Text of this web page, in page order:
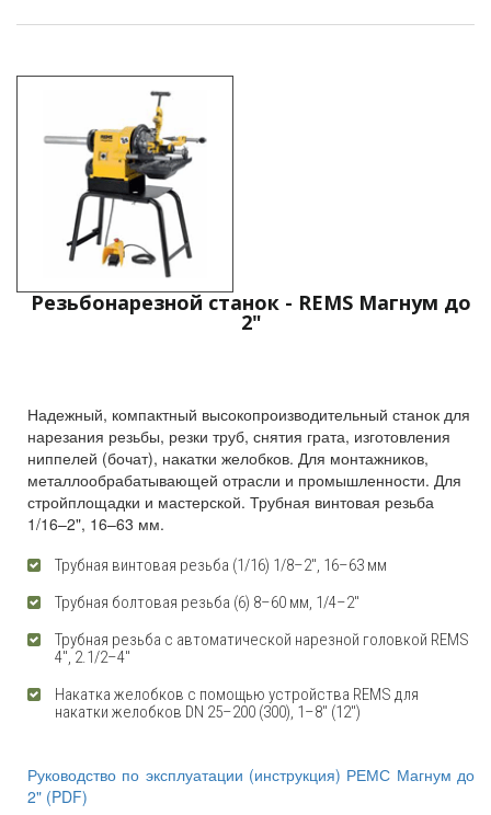
Резьбонарезной станок - REMS Магнум до
2"
Надежный, компактный высокопроизводительный станок для
нарезания резьбы, резки труб, снятия грата, изготовления
ниппелей (бочат), накатки желобков. Для монтажников,
металлообрабатывающей отрасли и промышленности. Для
стройплощадки и мастерской. Трубная винтовая резьба
1/16–2", 16–63 мм.
Трубная винтовая резьба (1/16) 1/8–2", 16–63 мм
Трубная болтовая резьба (6) 8–60 мм, 1/4–2"
Трубная резьба с автоматической нарезной головкой REMS
4", 2.1/2–4"
Накатка желобков с помощью устройства REMS для
накатки желобков DN 25–200 (300), 1–8" (12")
Руководство по эксплуатации (инструкция) РЕМС Магнум до
2" (PDF)